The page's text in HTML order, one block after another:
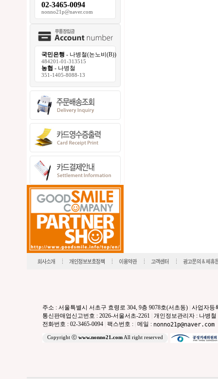
02-3465-0094
nonno21p@naver.com
국민은행 - 나병철(논노비(B))
484201-01-313515
농협 - 나병철
351-1405-8088-13
주소 : 서울특별시 서초구 효령로 304, 9층 9078호(서초동) 사업자등
통신판매업신고번호 : 2026-서울서초-2261 개인정보관리자 : 나병철
전화번호 : 02-3465-0094 팩스번호 : 메일 : nonno21p@naver.com
Copyright ⓒ www.nonno21.comAll right reserved